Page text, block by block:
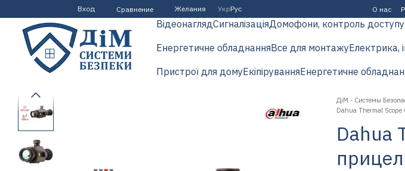
Перейти к основному контенту
Вход Сравнение Желания УкрРус О нас
ВідеонаглядСигналізаціяДомофони, контроль доступу
Енергетичне обладнанняВсе для монтажуЕлектрика,
Пристрої для домуЕкіпіруванняЕнергетичне
ДіМ - Системы
Dahua Thermal
Dahua
прицел